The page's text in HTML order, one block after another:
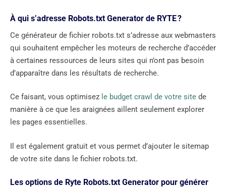
À qui s’adresse Robots.txt Generator de RYTE ?
Ce générateur de fichier robots.txt s’adresse aux webmasters
qui souhaitent empêcher les moteurs de recherche d’accéder
à certaines ressources de leurs sites qui n’ont pas besoin
d’apparaître dans les résultats de recherche.
Ce faisant, vous optimisez le budget crawl de votre site de
manière à ce que les araignées aillent seulement explorer
les pages essentielles.
Il est également gratuit et vous permet d’ajouter le sitemap
de votre site dans le fichier robots.txt.
Les options de Ryte Robots.txt Generator pour générer